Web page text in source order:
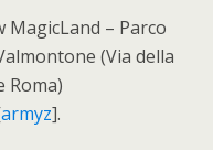
MagicLand – Parco
(Via della
Roma)
armyz].